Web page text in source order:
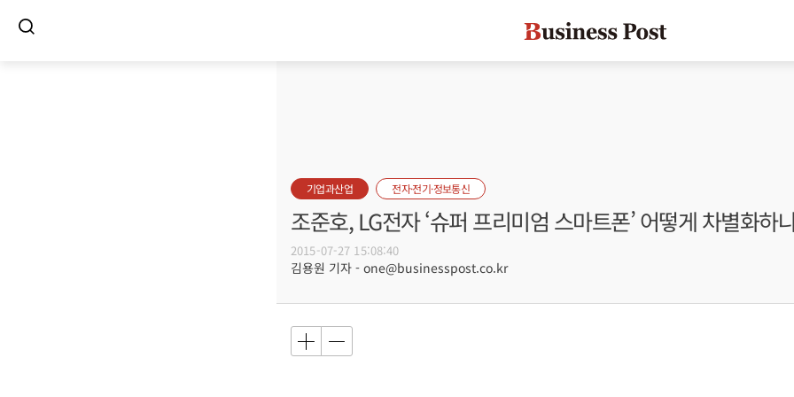
기업과산업 전자·전기·정보통신
조준호, LG전자 ‘슈퍼 프리미엄 스마트폰’ 어떻게 차별화하
2015-07-27 15:08:40
김용원 기자 - one@businesspost.co.kr